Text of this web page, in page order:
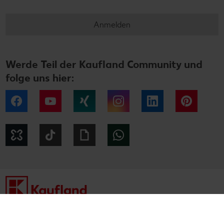
Anmelden
Werde Teil der Kaufland Community und
folge uns hier:
Facebook YouTube Instagram LinkedIn
Kununu Giphy